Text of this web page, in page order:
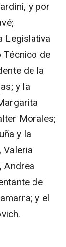
y por
Legislativa
Técnico de
de la
y la
Morales;
y la
Valeria
Andrea
de
y el